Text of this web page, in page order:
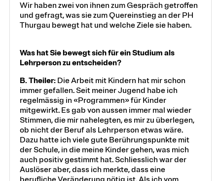
Wir haben zwei von ihnen zum Gespräch getroffen
und gefragt, was sie zum Quereinstieg an der PH
Thurgau bewegt hat und welche Ziele sie haben.
Was hat Sie bewegt sich für ein Studium als
Lehrperson zu entscheiden?
B. Theiler:Die Arbeit mit Kindern hat mir schon
immer gefallen. Seit meiner Jugend habe ich
regelmässig in «Programmen» für Kinder
mitgewirkt. Es gab von aussen immer mal wieder
Stimmen, die mir nahelegten, es mir zu überlegen,
ob nicht der Beruf als Lehrperson etwas wäre.
Dazu hatte ich viele gute Berührungspunkte mit
der Schule, in die meine Kinder gehen, was mich
auch positiv gestimmt hat. Schliesslich war der
Auslöser aber, dass ich merkte, dass eine